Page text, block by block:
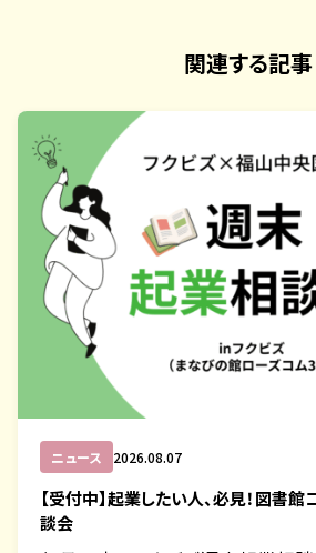
関連する記事
ニュース 2026.08.07
【受付中】起業したい人、必見！図書
談会